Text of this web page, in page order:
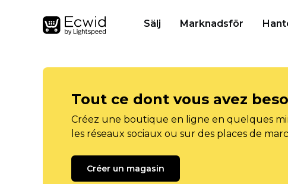
Sälj Marknadsför
Tout ce dont vous avez
Créez une boutique en ligne en quelques
les réseaux sociaux ou sur des places de
Créer un magasin